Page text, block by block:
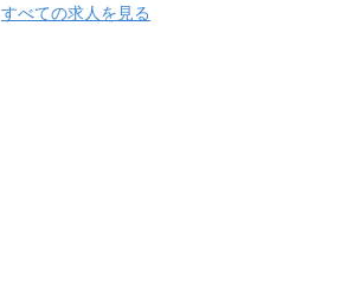
すべての求人を見る